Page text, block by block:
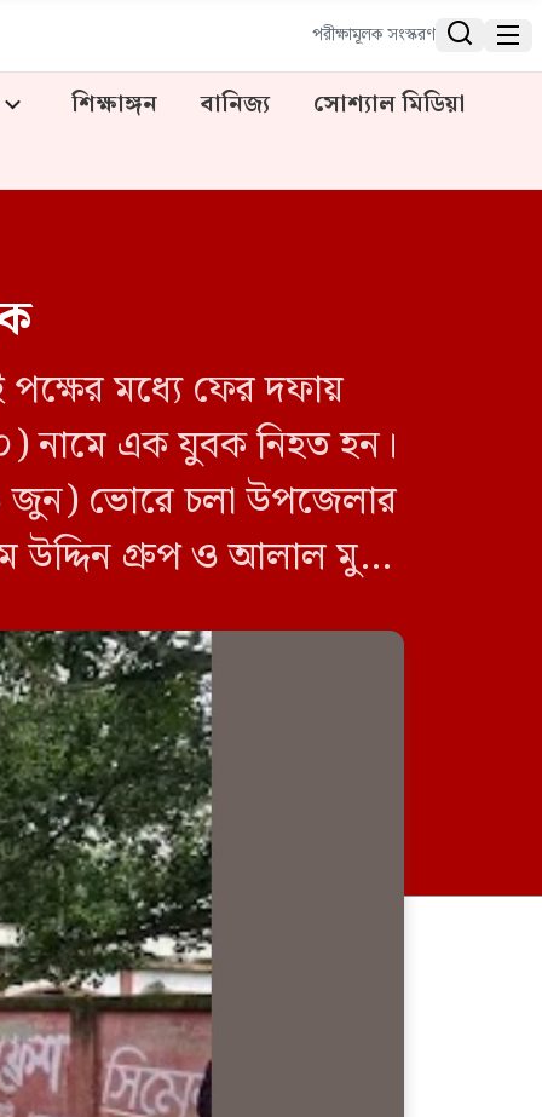
পরীক্ষামূলক সংস্করণ  
শিক্ষাঙ্গন বানিজ্য
সোশ্যাল মিডিয়া
পক্ষের মধ্যে ফের দফায়
নামে এক যুবক নিহত হন।
জুন) ভোরে চলা উপজেলার
উদ্দিন গ্রুপ ও আলাল মুন্সি